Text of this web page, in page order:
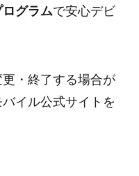
グラムで安心デビ
・終了する場合が
イル公式サイトを